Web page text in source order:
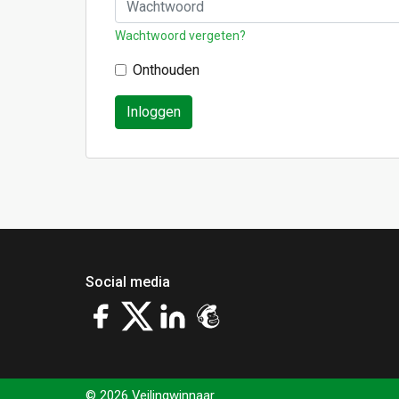
Wachtwoord vergeten?
Onthouden
Inloggen
Social media
© 2026 Veilingwinnaar